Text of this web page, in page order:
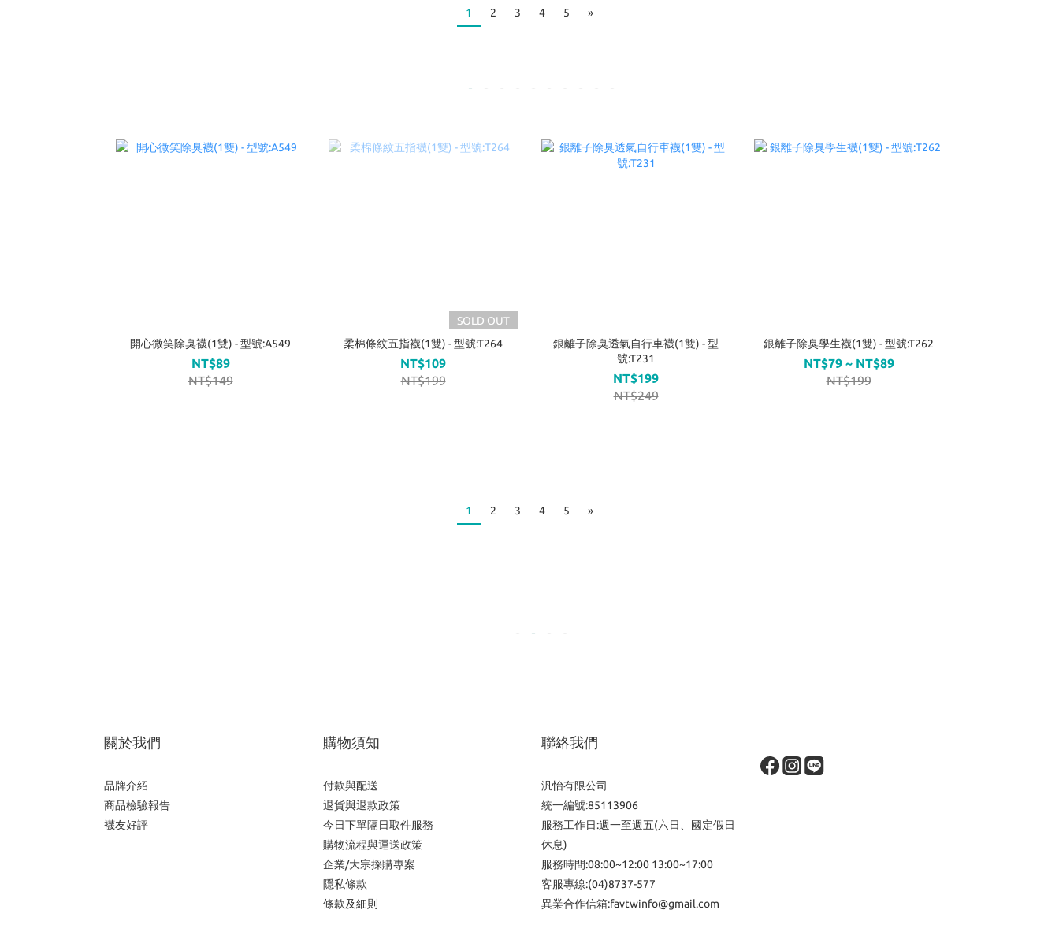
1 2 3 4 5 »
開心微笑除臭襪(1雙) - 型號:A549
NT$89
NT$149
SOLD OUT
柔棉條紋五指襪(1雙) - 型號:T264
NT$109
NT$199
銀離子除臭透氣自行車襪(1雙) - 型
號:T231
NT$199
NT$249
銀離子除臭學生襪(1雙) - 型號:T262
NT$79 ~ NT$89
NT$199
1 2 3 4 5 »
關於我們
品牌介紹
商品檢驗報告
襪友好評
購物須知
付款與配送
退貨與退款政策
今日下單隔日取件服務
購物流程與運送政策
企業/大宗採購專案
隱私條款
條款及細則
聯絡我們
汎怡有限公司
統一編號:85113906
服務工作日:週一至週五(六日、國定假日
休息)
服務時間:08:00~12:00 13:00~17:00
客服專線:(04)8737-577
異業合作信箱:favtwinfo@gmail.com